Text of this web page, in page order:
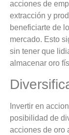
acciones de
extracción y
beneficiarte de
mercado. Esto
sin tener que
almacenar oro
Invertir en
posibilidad de
acciones de oro